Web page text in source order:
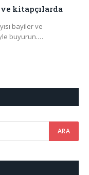
ve kitapçılarda
bayiler ve
buyurun.…